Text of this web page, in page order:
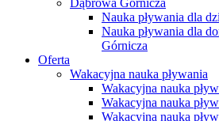
Dąbrowa Górnicza
Nauka pływania dla
Nauka pływania dla
Górnicza
Oferta
Wakacyjna nauka pływania
Wakacyjna nauka
Wakacyjna nauka
Wakacyjna nauka